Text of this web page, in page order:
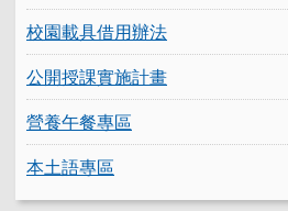
校園載具借用辦法
公開授課實施計畫
營養午餐專區
本土語專區